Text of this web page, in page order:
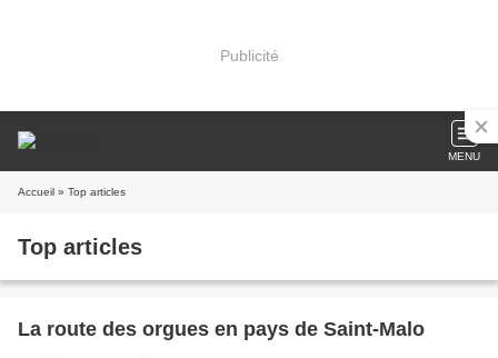
Publicité
MENU
Accueil » Top articles
Top articles
La route des orgues en pays de Saint-Malo